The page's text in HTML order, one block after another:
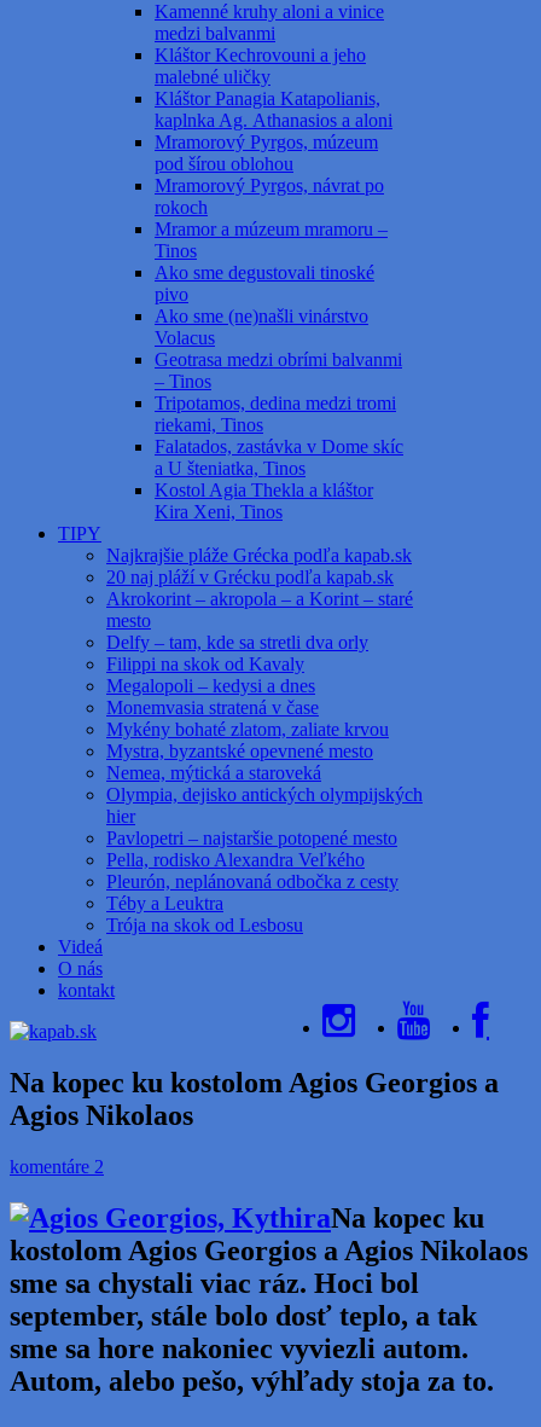
Kamenné kruhy aloni a vinice
medzi balvanmi
Kláštor Kechrovouni a jeho
malebné uličky
Kláštor Panagia Katapolianis,
kaplnka Ag. Athanasios a aloni
Mramorový Pyrgos, múzeum
pod šírou oblohou
Mramorový Pyrgos, návrat po
rokoch
Mramor a múzeum mramoru –
Tinos
Ako sme degustovali tinoské
pivo
Ako sme (ne)našli vinárstvo
Volacus
Geotrasa medzi obrími balvanmi
– Tinos
Tripotamos, dedina medzi tromi
riekami, Tinos
Falatados, zastávka v Dome skíc
a U šteniatka, Tinos
Kostol Agia Thekla a kláštor
Kira Xeni, Tinos
TIPY
Najkrajšie pláže Grécka podľa kapab.sk
20 naj pláží v Grécku podľa kapab.sk
Akrokorint – akropola – a Korint – staré
mesto
Delfy – tam, kde sa stretli dva orly
Filippi na skok od Kavaly
Megalopoli – kedysi a dnes
Monemvasia stratená v čase
Mykény bohaté zlatom, zaliate krvou
Mystra, byzantské opevnené mesto
Nemea, mýtická a staroveká
Olympia, dejisko antických olympijských
hier
Pavlopetri – najstaršie potopené mesto
Pella, rodisko Alexandra Veľkého
Pleurón, neplánovaná odbočka z cesty
Téby a Leuktra
Trója na skok od Lesbosu
Videá
O nás
kontakt
Na kopec ku kostolom Agios Georgios a
Agios Nikolaos
komentáre 2
Na kopec ku
kostolom Agios Georgios a Agios Nikolaos
sme sa chystali viac ráz. Hoci bol
september, stále bolo dosť teplo, a tak
sme sa hore nakoniec vyviezli autom.
Autom, alebo pešo, výhľady stoja za to.